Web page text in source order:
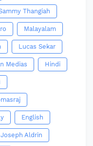
Thangiah
Malayalam
Lucas Sekar
Medias Hindi
English
Joseph Aldrin